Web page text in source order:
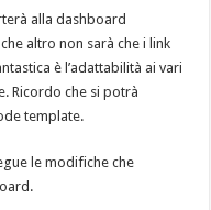
alla dashboard
altro non sarà che i link
è l’adattabilità ai vari
Ricordo che si potrà
template.
le modifiche che